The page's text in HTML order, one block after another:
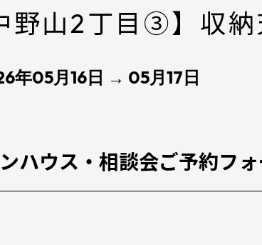
野山2丁目③】収
年05月16日 → 05月17日
ハウス・相談会ご予約フ